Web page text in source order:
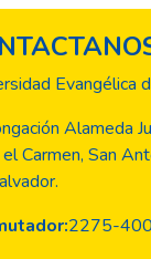
Evangélica
Alameda
Carmen, San
2275-